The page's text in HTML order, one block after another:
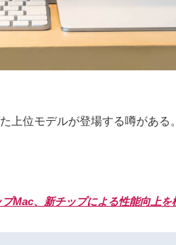
上位モデルが登場する噂があ
Mac、新チップによる性能向上を